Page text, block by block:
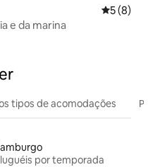
5 de
5 (8)
e da marina
tipos de acomodações
por temporada